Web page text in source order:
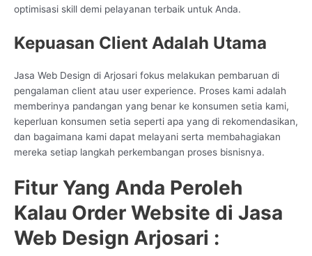
optimisasi skill demi pelayanan terbaik untuk Anda.
Kepuasan Client Adalah Utama
Jasa Web Design di Arjosari fokus melakukan pembaruan di
pengalaman client atau user experience. Proses kami adalah
memberinya pandangan yang benar ke konsumen setia kami,
keperluan konsumen setia seperti apa yang di rekomendasikan,
dan bagaimana kami dapat melayani serta membahagiakan
mereka setiap langkah perkembangan proses bisnisnya.
Fitur Yang Anda Peroleh
Kalau Order Website di Jasa
Web Design Arjosari :